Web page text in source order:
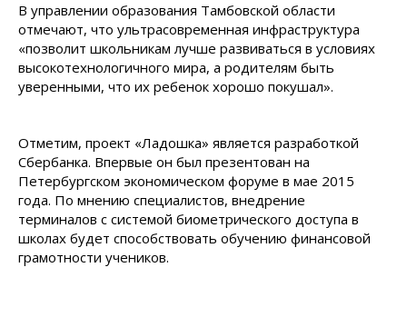
В управлении образования Тамбовской области
отмечают, что ультрасовременная инфраструктура
«позволит школьникам лучше развиваться в условиях
высокотехнологичного мира, а родителям быть
уверенными, что их ребенок хорошо покушал».
Отметим, проект «Ладошка» является разработкой
Сбербанка. Впервые он был презентован на
Петербургском экономическом форуме в мае 2015
года. По мнению специалистов, внедрение
терминалов с системой биометрического доступа в
школах будет способствовать обучению финансовой
грамотности учеников.